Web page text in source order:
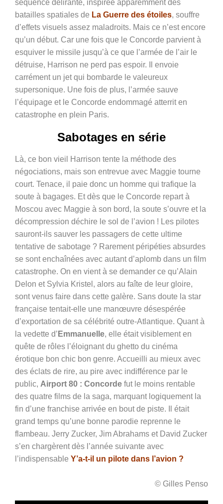
séquence délirante, inspirée apparemment des
batailles spatiales de La Guerre des étoiles, souffre
d’effets visuels assez maladroits. Mais ce n’est encore
qu’un début. Car une fois que le Concorde parvient à
esquiver le missile jusqu’à ce que l’armée de l’air le
détruise, Harrison ne perd pas espoir. Il envoie
carrément un jet qui bombarde le valeureux
supersonique. Une fois de plus, l’armée sauve
l’équipage et le Concorde endommagé atterrit en
catastrophe en plein Paris.
Sabotages en série
Là, ce bon vieil Harrison tente la méthode des
négociations, mais son entrevue avec Maggie tourne
court. Tenace, il paie donc un homme qui trafique la
soute à bagages. Et dès que le Concorde repart à
Moscou avec Maggie à son bord, la soute s’ouvre et la
décompression déchire le sol de l’avion ! Les pilotes
sauront-ils sauver les passagers de cette ultime
tentative de sabotage ? Rarement péripéties absurdes
se sont enchaînées avec autant d’aplomb dans un film
catastrophe. On en vient à se demander ce qu’Alain
Delon et Sylvia Kristel, alors au faîte de leur gloire,
sont venus faire dans cette galère. Sans doute la star
française tentait-elle une manœuvre désespérée
d’exportation de sa célébrité outre-Atlantique. Quant à
la vedette d’ Emmanuelle, elle était visiblement en
quête de rôles l’éloignant du ghetto du cinéma
érotique bon chic bon genre. Accueilli au mieux avec
des éclats de rire, au pire avec indifférence par le
public, Airport 80 : Concorde fut le moins rentable
des quatre films de la saga, marquant logiquement la
fin d’une franchise arrivée en bout de piste. Il était
grand temps qu’une bonne parodie reprenne le
flambeau. Jerry Zucker, Jim Abrahams et David Zucker
s’en chargèrent dès l’année suivante avec
l’indispensable Y’a-t-il un pilote dans l’avion ?
© Gilles Penso